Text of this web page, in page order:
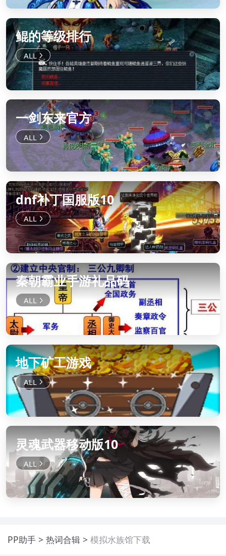
鲲的等级排行
一剑东来官方
dnf补丁国服版10
秦朝霸业手游礼品码
地下矿工游戏
灵魂武器移动版10
PP助手 热词合辑 模拟水族馆下载